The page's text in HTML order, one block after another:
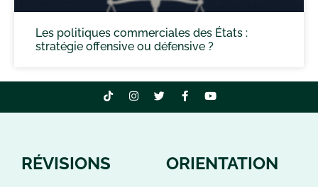
Les politiques commerciales des États :
stratégie offensive ou défensive ?
RÉVISIONS ORIENTATION